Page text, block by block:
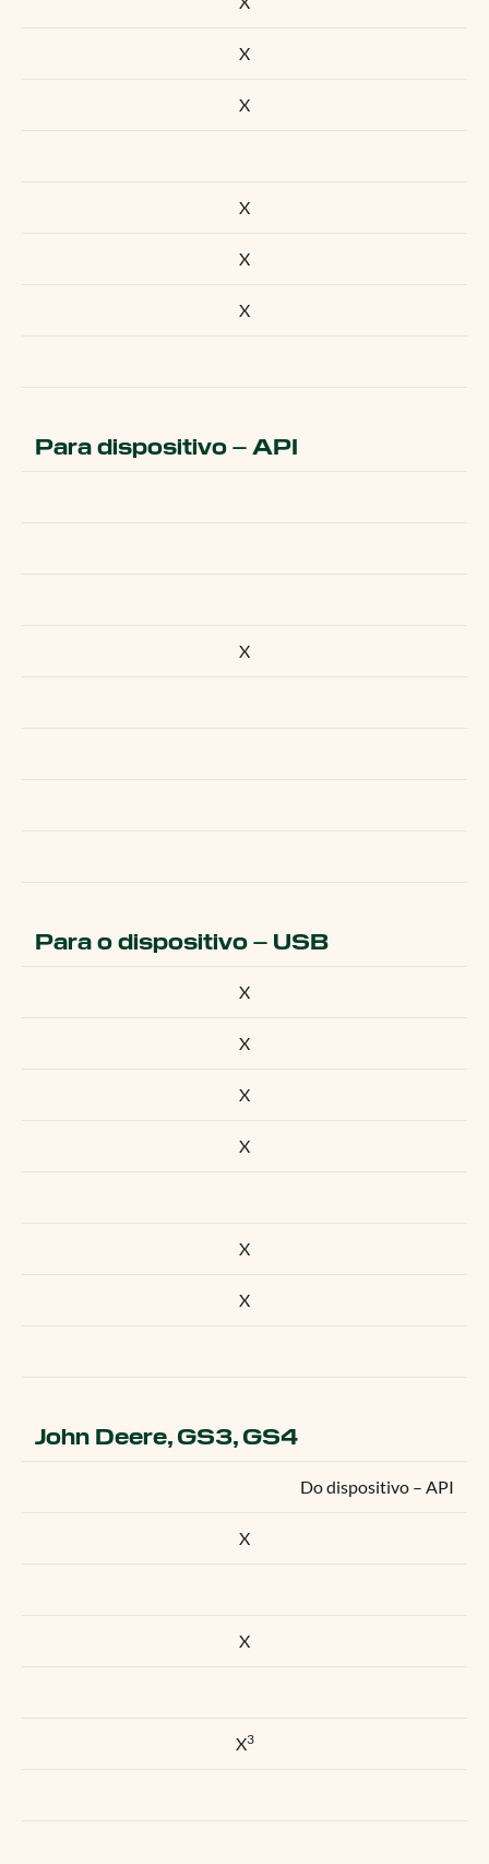
X
X
X
X
X
Para dispositivo – API
X
Para o dispositivo – USB
X
X
X
X
X
X
John Deere, GS3, GS4
Do dispositivo – API
X
X
X3